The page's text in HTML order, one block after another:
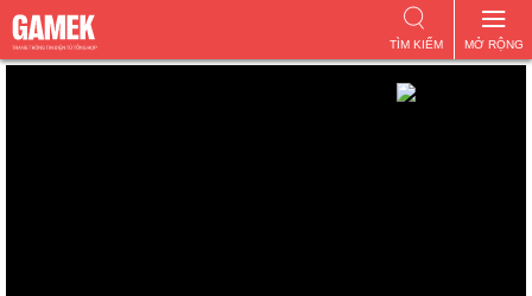
MỞ RỘNG
TÌM KIẾM